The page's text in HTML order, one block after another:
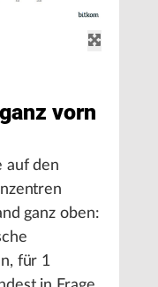
vorn
auf den
ganz oben:
für 1